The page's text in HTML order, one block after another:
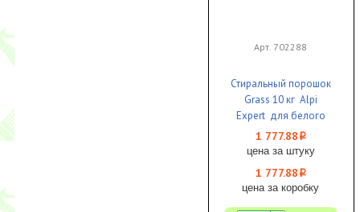
Арт. 702288
Стиральный порошок
Grass 10 кг Alpi
Expert для белого
белья NEW 1/1 ЧЗ
1 777.88 i
цена за штуку
1 777.88 i
цена за коробку